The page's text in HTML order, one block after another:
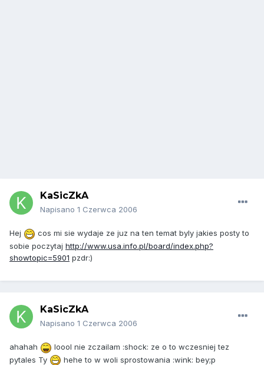
KaSicZkA
Napisano 1 Czerwca 2006
Hej
cos mi sie wydaje ze juz na ten temat byly jakies posty to
sobie poczytaj http://www.usa.info.pl/board/index.php?
showtopic=5901 pzdr:)
KaSicZkA
Napisano 1 Czerwca 2006
ahahah
loool nie zczailam :shock: ze o to wczesniej tez
pytales Ty
hehe to w woli sprostowania :wink: bey;p